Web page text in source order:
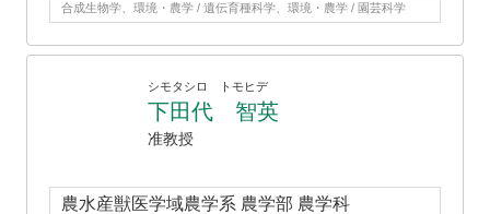
合成生物学、環境・農学 / 遺伝育種科学、環境・農学 / 園芸科学
シモタシロ トモヒデ
下田代 智英
准教授
農水産獣医学域農学系 農学部 農学科